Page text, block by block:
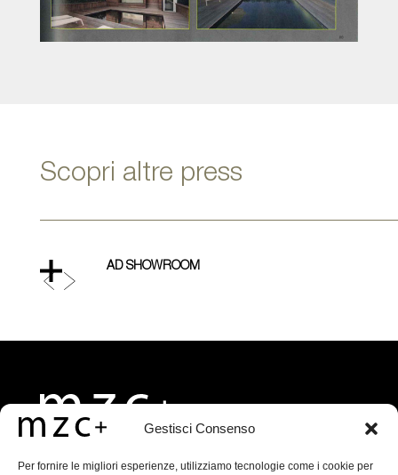
Gestisci Consenso
Per fornire le migliori esperienze, utilizziamo tecnologie come i cookie per
Scopri altre press
Previous
AD SHOWROOM
Next
MZC+ ARCHITECTS